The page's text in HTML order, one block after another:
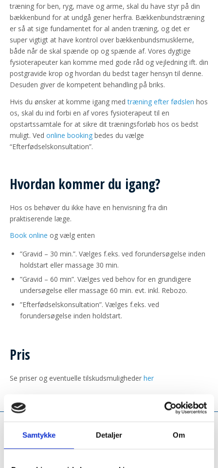
Samtykke Detaljer Om
træning for ben, ryg, mave og arme, skal du have styr på din
bækkenbund for at undgå gener herfra. Bækkenbundstræning
er så at sige fundamentet for al anden træning, og det er
super vigtigt at have kontrol over bækkenbundsmusklerne,
både når de skal spænde op og spænde af. Vores dygtige
fysioterapeuter kan komme med gode råd og vejledning ift. din
postgravide krop og hvordan du bedst tager hensyn til denne.
Desuden giver de kompetent behandling på briks.
Hvis du ønsker at komme igang medtræning efter fødslen hos
os, skal du ind forbi en af vores fysioterapeut til en
opstartssamtale for at sikre dit træningsforløb hos os bedst
muligt. Ved online booking bedes du vælge
“Efterfødselskonsultation”.
Hvordan kommer du igang?
Hos os behøver du ikke have en henvisning fra din
praktiserende læge.
Book online og vælg enten
”Gravid – 30 min.”. Vælges f.eks. ved forundersøgelse inden
holdstart eller massage 30 min.
”Gravid – 60 min”. Vælges ved behov for en grundigere
undersøgelse eller massage 60 min. evt. inkl. Rebozo.
”Efterfødselskonsultation”. Vælges f.eks. ved
forundersøgelse inden holdstart.
Pris
Se priser og eventuelle tilskudsmuligheder her
Det siger andre om os